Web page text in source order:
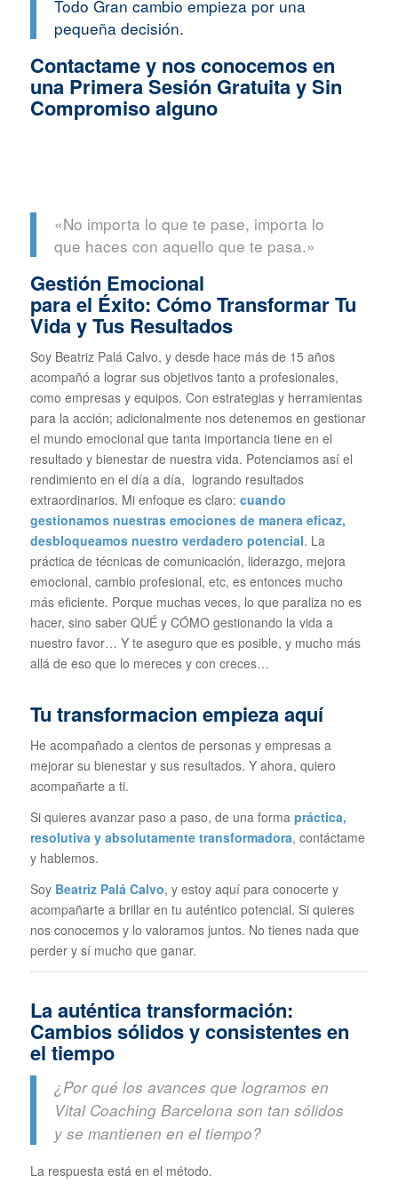
Todo Gran cambio empieza por una
pequeña decisión.
Contactame y nos conocemos en
una Primera Sesión Gratuita y Sin
Compromiso alguno
«No importa lo que te pase, importa lo
que haces con aquello que te pasa.»
Gestión Emocional
para el Éxito: Cómo Transformar Tu
Vida y Tus Resultados
Soy Beatriz Palá Calvo, y desde hace más de 15 años
acompañó a lograr sus objetivos tanto a profesionales,
como empresas y equipos. Con estrategias y herramientas
para la acción; adicionalmente nos detenemos en gestionar
el mundo emocional que tanta importancia tiene en el
resultado y bienestar de nuestra vida. Potenciamos así el
rendimiento en el día a día, logrando resultados
extraordinarios. Mi enfoque es claro: cuando
gestionamos nuestras emociones de manera eficaz,
desbloqueamos nuestro verdadero potencial. La
práctica de técnicas de comunicación, liderazgo, mejora
emocional, cambio profesional, etc, es entonces mucho
más eficiente. Porque muchas veces, lo que paraliza no es
hacer, sino saber QUÉ y CÓMO gestionando la vida a
nuestro favor… Y te aseguro que es posible, y mucho más
allá de eso que lo mereces y con creces…
Tu transformacion empieza aquí
He acompañado a cientos de personas y empresas a
mejorar su bienestar y sus resultados. Y ahora, quiero
acompañarte a ti.
Si quieres avanzar paso a paso, de una forma práctica,
resolutiva y absolutamente transformadora, contáctame
y hablemos.
Soy Beatriz Palá Calvo, y estoy aquí para conocerte y
acompañarte a brillar en tu auténtico potencial. Si quieres
nos conocemos y lo valoramos juntos. No tienes nada que
perder y sí mucho que ganar.
La auténtica transformación:
Cambios sólidos y consistentes en
el tiempo
¿Por qué los avances que logramos en
Vital Coaching Barcelona son tan sólidos
y se mantienen en el tiempo?
La respuesta está en el método.